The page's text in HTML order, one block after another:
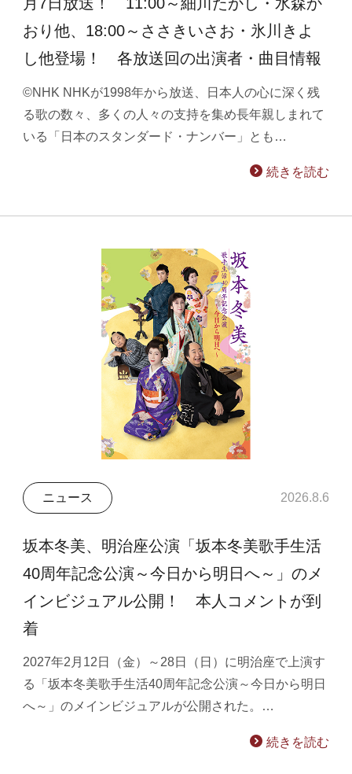
おり他、18:00～ささきいさお・氷川きよ
し他登場！ 各放送回の出演者・曲目情報
©NHK NHKが1998年から放送、日本人の心に深く残
る歌の数々、多くの人々の支持を集め長年親しまれて
いる「日本のスタンダード・ナンバー」とも…
続きを読む
ニュース 2026.8.6
坂本冬美、明治座公演「坂本冬美歌手生活
40周年記念公演～今日から明日へ～」のメ
インビジュアル公開！ 本人コメントが到
着
2027年2月12日（金）～28日（日）に明治座で上演す
る「坂本冬美歌手生活40周年記念公演～今日から明日
へ～」のメインビジュアルが公開された。…
続きを読む